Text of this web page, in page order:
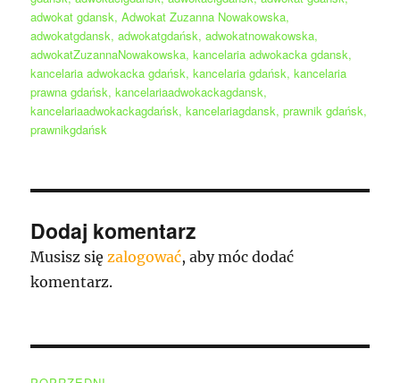
adwokat gdansk,Adwokat Zuzanna Nowakowska,
adwokatgdansk,adwokatgdańsk,adwokatnowakowska,
adwokatZuzannaNowakowska,kancelaria adwokacka gdansk,
kancelaria adwokacka gdańsk,kancelaria gdańsk,kancelaria
prawna gdańsk,kancelariaadwokackagdansk,
kancelariaadwokackagdańsk,kancelariagdansk,prawnik gdańsk,
prawnikgdańsk
Dodaj komentarz
Musisz się zalogować, aby móc dodać
komentarz.